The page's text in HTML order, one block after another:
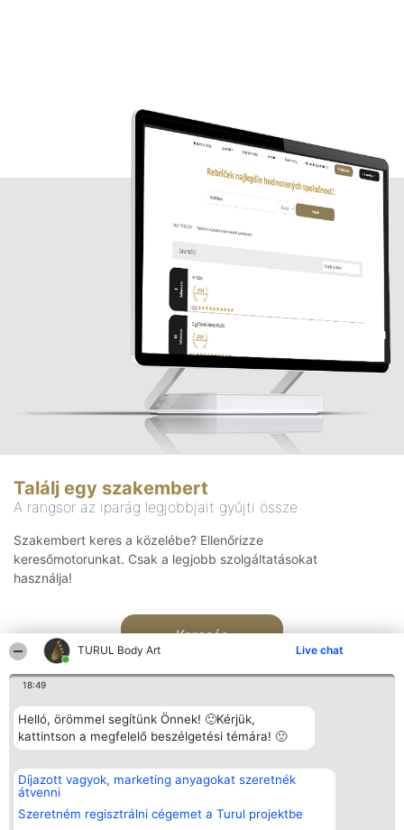
TURUL Body Art Live chat
18:49
Helló, örömmel segítünk Önnek! 🙂Kérjük,
kattintson a megfelelő beszélgetési témára! 🙂
Díjazott vagyok, marketing anyagokat szeretnék
átvenni
Szeretném regisztrálni cégemet a Turul projektbe
Találj egy szakembert
A rangsor az iparág legjobbjait gyűjti össze
Szakembert keres a közelébe? Ellenőrizze
keresőmotorunkat. Csak a legjobb szolgáltatásokat
használja!
Keresés
Rangsorszervező
SC Beautiful Company S.R.L.
Bulevardul Aleea Timișul De
Sus Nr. 2, Bl. A30, Sc. A, Et.
4, Ap. 13
Népszavazás
Nyertesek
listája
Elérhetőség
Elérhetőség